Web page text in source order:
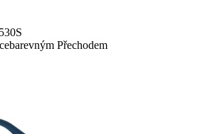
Přechodem